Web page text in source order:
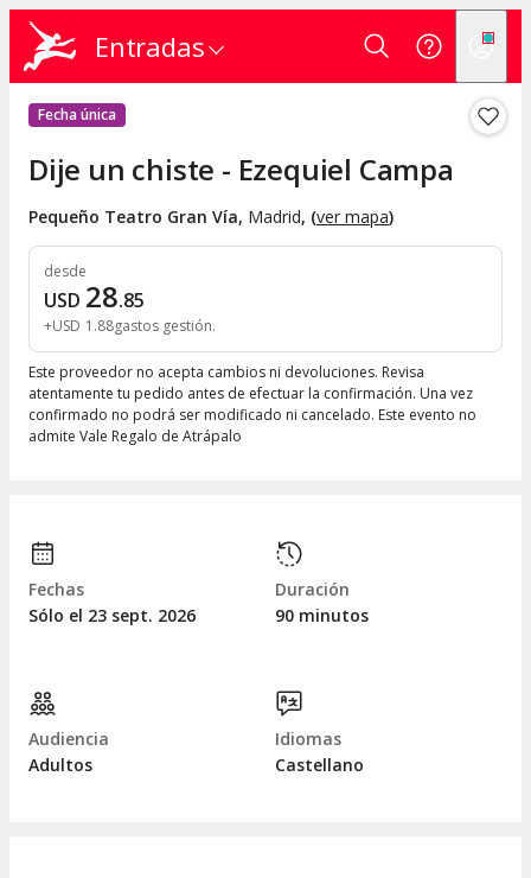
Entradas
Fecha única
Dije un chiste - Ezequiel Campa
Pequeño Teatro Gran Vía, Madrid, (ver mapa)
desde
USD 28.85
+USD 1 .88gastos gestión
Este proveedor no acepta cambios ni devoluciones. Revisa
atentamente tu pedido antes de efectuar la confirmación. Una vez
confirmado no podrá ser modificado ni cancelado. Este evento no
admite Vale Regalo de Atrápalo
Fechas
Sólo el 23 sept. 2026
Duración
90 minutos
Audiencia
Adultos
Idiomas
Castellano